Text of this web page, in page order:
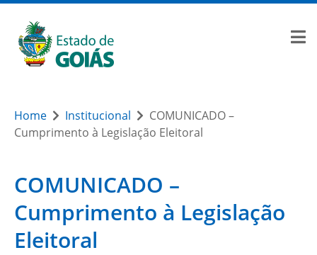
Home Institucional
COMUNICADO –
Cumprimento à Legislação Eleitoral
COMUNICADO –
Cumprimento à Legislação
Eleitoral